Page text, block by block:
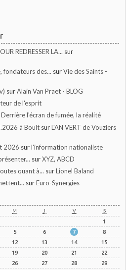
REDRESSER LA... sur
fondateurs des... surVie des Saints -
surAlain Van Praet - BLOG
de l'esprit
Derrière l'écran de fumée, la réalité
à Boult surL'AN VERT de Vouziers
2026 surl'information nationaliste
surXYZ, ABCD
quant à... surLionel Baland
surEuro-Synergies
M J V S
1
5 6 7
8
12 13 14
15
19 20 21
22
26 27 28 29